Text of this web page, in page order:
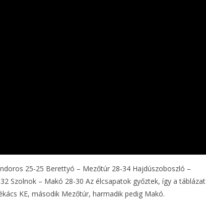
25-25 Berettyó – Mezőtúr 28-34 Hajdúszoboszló –
Szolnok – Makó 28-30 Az élcsapatok győztek, így a táblázat
KE, második Mezőtúr, harmadik pedig Makó.